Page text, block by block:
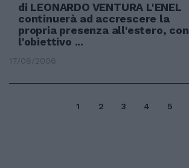
di LEONARDO VENTURA L'ENEL
continuerà ad accrescere la
propria presenza all'estero, con
l'obiettivo ...
17/08/2006
1 2 3 4 5